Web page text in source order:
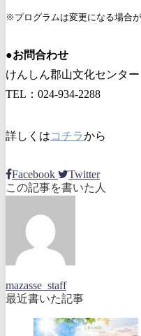
※プログラムは変更になる場合
●お問合わせ
けんしん郡山文化センター
TEL：024-934-2288
詳しくはコチラから
Facebook
Twitter
この記事を書いた人
mazasse_staff
最近書いた記事